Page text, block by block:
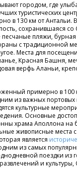
городом, где
туристических
в 130 км от Антальи.
сохранившаяся со
песчаные пляжи,
с традиционной
Места для
Красная Башня,
верфь Аланьи,
примерно в 100
из важных
культурные
Основные
храма Аполлона на
живописные места
является
из самых
поездки из
и